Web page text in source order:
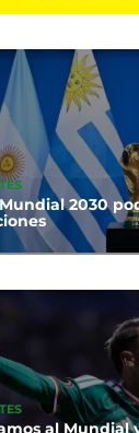
Mundial 2030
al Mundial